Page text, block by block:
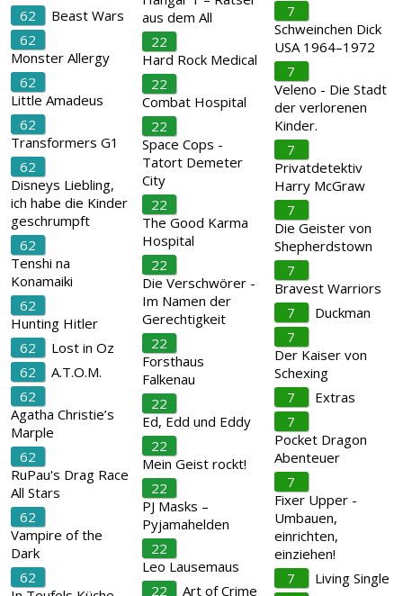
62
Beast Wars
62
Monster Allergy
62
Little Amadeus
62
Transformers G1
62
Disneys Liebling,
ich habe die Kinder
geschrumpft
62
Tenshi na
Konamaiki
62
Hunting Hitler
62
Lost in Oz
62
A.T.O.M.
62
Agatha Christie’s
Marple
62
RuPau's Drag Race
All Stars
62
Vampire of the
Dark
62
aus dem All
22
Hard Rock Medical
22
Combat Hospital
22
Space Cops -
Tatort Demeter
City
22
The Good Karma
Hospital
22
Die Verschwörer -
Im Namen der
Gerechtigkeit
22
Forsthaus
Falkenau
22
Ed, Edd und Eddy
22
Mein Geist rockt!
22
PJ Masks –
Pyjamahelden
22
Leo Lausemaus
22
Art of Crime
7
Schweinchen Dick
USA 1964–1972
7
Veleno - Die Stadt
der verlorenen
Kinder.
7
Privatdetektiv
Harry McGraw
7
Die Geister von
Shepherdstown
7
Bravest Warriors
7
Duckman
7
Der Kaiser von
Schexing
7
Extras
7
Pocket Dragon
Abenteuer
7
Fixer Upper -
Umbauen,
einrichten,
einziehen!
7
Living Single